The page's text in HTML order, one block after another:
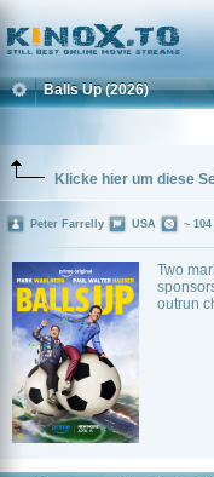
Home
Balls Up (2026)
Klicke hier um diese
Two
outrun
Peter Farrelly USA ~